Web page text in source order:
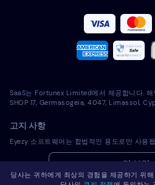
Español
Français
Português
Polski
Română
SaaS는 Fortunex Limited에서 제공합니다.
SHOP 17, Germasogeia, 4047, Limassol,
고지 사항
더 보기
당사는 귀하에게 최상의 경험을 제공하기 위